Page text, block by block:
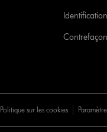
Politique sur les cookies